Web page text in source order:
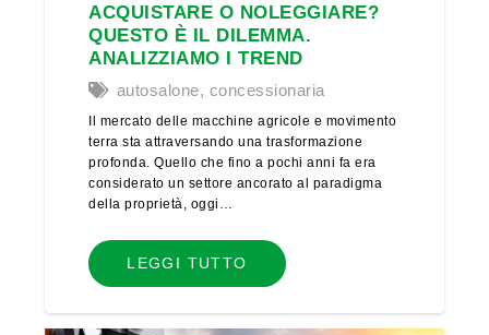
ACQUISTARE O NOLEGGIARE?
QUESTO È IL DILEMMA.
ANALIZZIAMO I TREND
autosalone, concessionaria
Il mercato delle macchine agricole e movimento
terra sta attraversando una trasformazione
profonda. Quello che fino a pochi anni fa era
considerato un settore ancorato al paradigma
della proprietà, oggi…
LEGGI TUTTO